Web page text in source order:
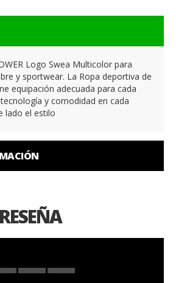
Logo Swea Multicolor para
y sportwear. La Ropa deportiva de
equipación adecuada para cada
y comodidad en cada
lado el estilo